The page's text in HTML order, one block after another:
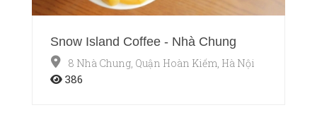
Snow Island Coffee - Nhà Chung
8 Nhà Chung, Quận Hoàn Kiếm, Hà Nội
386